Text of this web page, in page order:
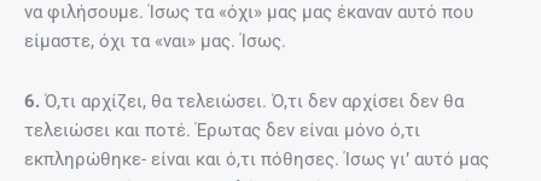
να φιλήσουμε. Ίσως τα «όχι» μας μας έκαναν αυτό που
είμαστε, όχι τα «ναι» μας. Ίσως.
6. Ό,τι αρχίζει, θα τελειώσει. Ό,τι δεν αρχίσει δεν θα
τελειώσει και ποτέ. Έρωτας δεν είναι μόνο ό,τι
εκπληρώθηκε- είναι και ό,τι πόθησες. Ίσως γι’ αυτό μας